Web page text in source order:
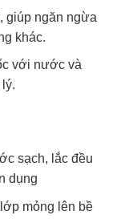
giúp ngăn ngừa
khác.
với nước và
sạch, lắc đều
dụng
mỏng lên bề